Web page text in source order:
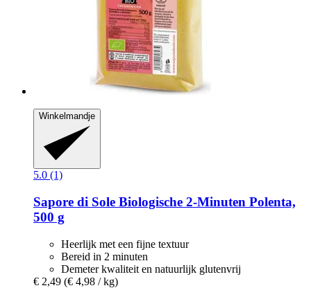
Winkelmandje
5.0 (1)
Sapore di Sole Biologische 2-​Minuten Polenta,
500 g
Heerlijk met een fijne textuur
Bereid in 2 minuten
Demeter kwaliteit en natuurlijk glutenvrij
€ 2,49 (€ 4,98 / kg)